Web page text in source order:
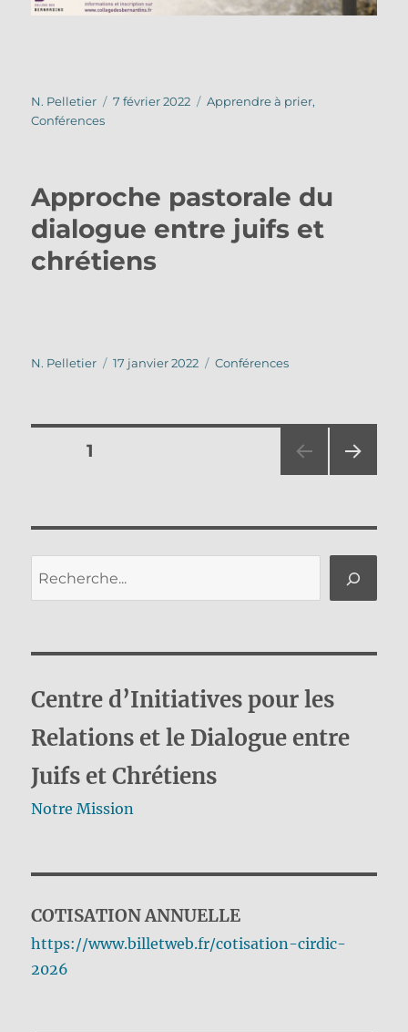
Auteur
N. Pelletier
Publié
7 février 2022 Catégories
Apprendre à prier,
Conférences
Approche pastorale du
dialogue entre juifs et
chrétiens
Auteur
N. Pelletier
Publié
17 janvier 2022 Catégories
Conférences
Pagination
publications
PAGE1
ANT
E
Centre d’Initiatives pour les
Relations et le Dialogue entre
Juifs et Chrétiens
Notre Mission
COTISATION ANNUELLE
https://www.billetweb.fr/cotisation-cirdic-
2026